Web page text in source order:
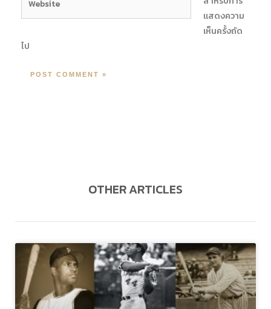
แสดงความ
เห็นครั้งถัด
ไป
OTHER ARTICLES